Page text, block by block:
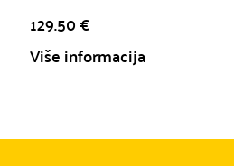
129.50€
Više informacija